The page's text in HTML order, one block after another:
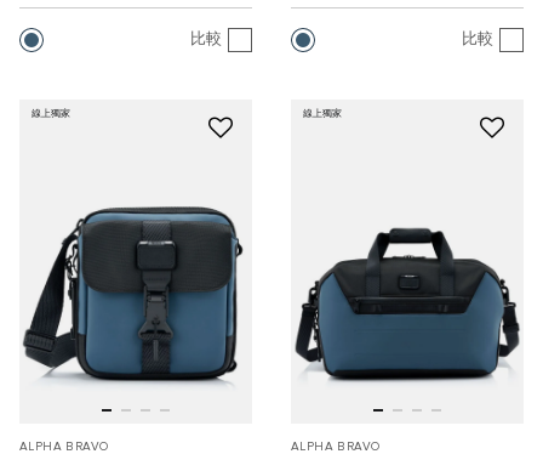
比較 比較
線上獨家
ALPHA BRAVO
線上獨家
ALPHA BRAVO